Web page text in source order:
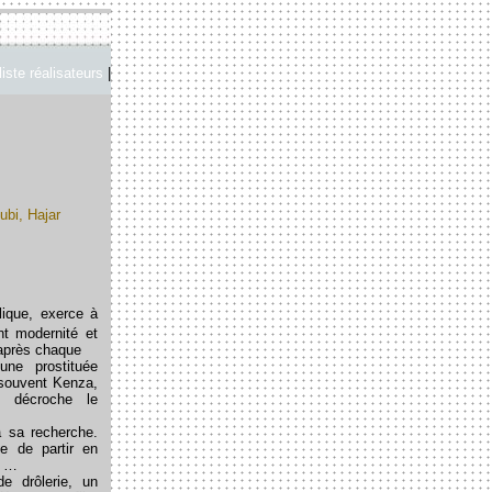
liste réalisateurs
Hajar
exerce à
modernité et
chaque
prostituée
Kenza,
décroche le
recherche.
de partir en
…
drôlerie, un